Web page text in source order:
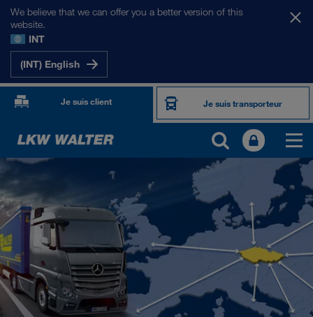
We believe that we can offer you a better version of this
website.
INT
(INT) English
Je suis client Je suis transporteur
NOS MARCHÉS
Europe
Asie Centrale
Russie